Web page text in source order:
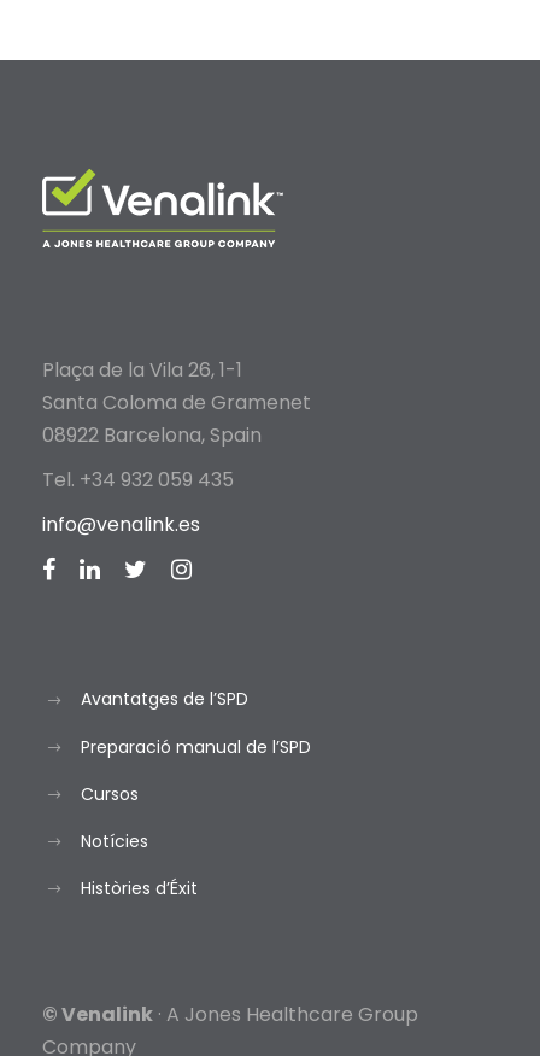
Plaça de la Vila 26, 1-1
Santa Coloma de Gramenet
08922 Barcelona, Spain
Tel. +34 932 059 435
info@venalink.es
Avantatges de l’SPD
Preparació manual de l’SPD
Cursos
Notícies
Històries d’Éxit
© Venalink · A Jones Healthcare Group
Company